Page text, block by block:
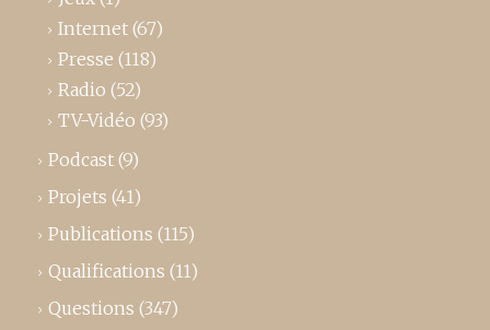
Internet (67)
Presse (118)
Radio (52)
TV-Vidéo (93)
Podcast (9)
Projets (41)
Publications (115)
Qualifications (11)
Questions (347)